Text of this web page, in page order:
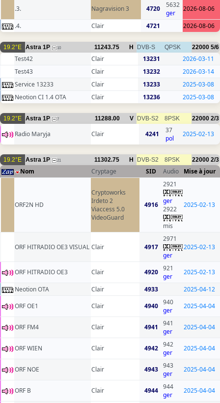
.3. Nagravision 3 4720
5632
ger
2026-08-06
.4. Clair 4721 2026-08-06
19.2°E Astra 1P 10 11243.75 H DVB-S QPSK 22000 5/6
Test42 Clair 13231
2026-03-11
Test43
Clair 13232
2026-03-14
Service 13233
Clair 13233
2025-03-08
Neotion CI 1.4 OTA
Clair 13236 2025-03-08
19.2°E Astra 1P 7 11288.00 V DVB-S2 8PSK 22000 2/3
Radio Maryja Clair 4241
37
pol
2025-02-13
19.2°E Astra 1P 21 11302.75 H DVB-S2 8PSK 22000 2/3
Nom Cryptage SID Audio Mise à jour
ORF2N HD
Cryptoworks
Irdeto 2
Viaccess 5.0
VideoGuard
4916
2921
ger
2922
mis
2025-02-13
ORF HITRADIO OE3 VISUAL Clair 4917
2971
ger
2025-02-13
ORF HITRADIO OE3 Clair 4920
921
ger
2025-02-13
Neotion OTA Clair 4933
2025-04-12
ORF OE1
Clair 4940
940
ger
2025-04-04
ORF FM4 Clair 4941
941
ger
2025-04-04
ORF WIEN Clair 4942
942
ger
2025-04-04
ORF NOE Clair 4943
943
ger
2025-04-04
ORF B Clair 4944
944
ger
2025-04-04